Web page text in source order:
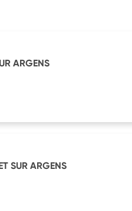
ARGENS
SUR ARGENS